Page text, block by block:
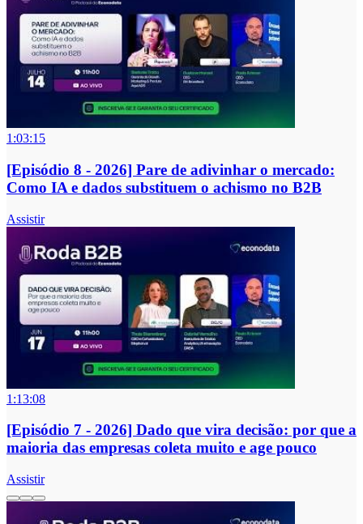
1:03:15
[Episódio 8 - 2026] Pare de adivinhar o mercado:
Como IA e dados substituem o achismo no B2B
Assistir
1:13:08
[Episódio 7 - 2026] Dado que vira decisão: por que a
maioria das empresas coleta muito e age pouco
Assistir